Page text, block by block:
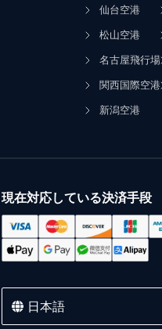
仙台空港
松山空港
名古屋飛行場
関西国際空港
新潟空港
現在対応している決済手段
日本語